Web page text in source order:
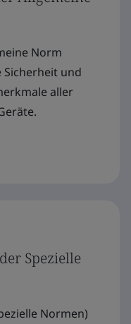
Norm
und
aller
Spezielle
Normen)